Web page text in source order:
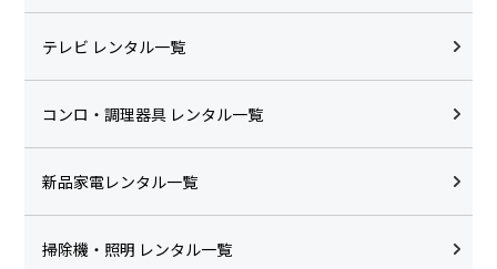
テレビ レンタル一覧
コンロ・調理器具 レンタル一覧
新品家電レンタル一覧
掃除機・照明 レンタル一覧